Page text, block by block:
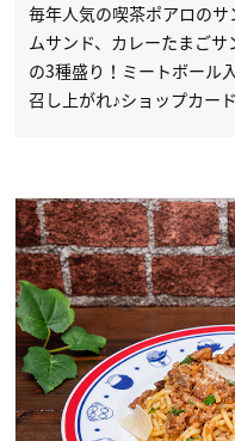
毎年人気の喫茶ポアロの
ムサンド、カレーたまご
の3種盛り！​ミートボール
召し上がれ♪​ショップカー